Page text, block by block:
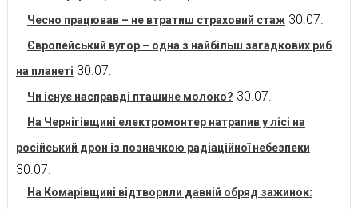
Чесно працював – не втратиш страховий стаж 30.07.
Європейський вугор – одна з найбільш загадкових риб
на планеті 30.07.
Чи існує насправді пташине молоко? 30.07.
На Чернігівщині електромонтер натрапив у лісі на
російський дрон із позначкою радіаційної небезпеки
30.07.
На Комарівщині відтворили давній обряд зажинок: